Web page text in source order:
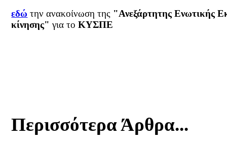
εδώ την ανακοίνωση της "Ανεξάρτητης Ενωτικής
κίνησης" για τοΚΥΣΠΕ
Περισσότερα Άρθρα...